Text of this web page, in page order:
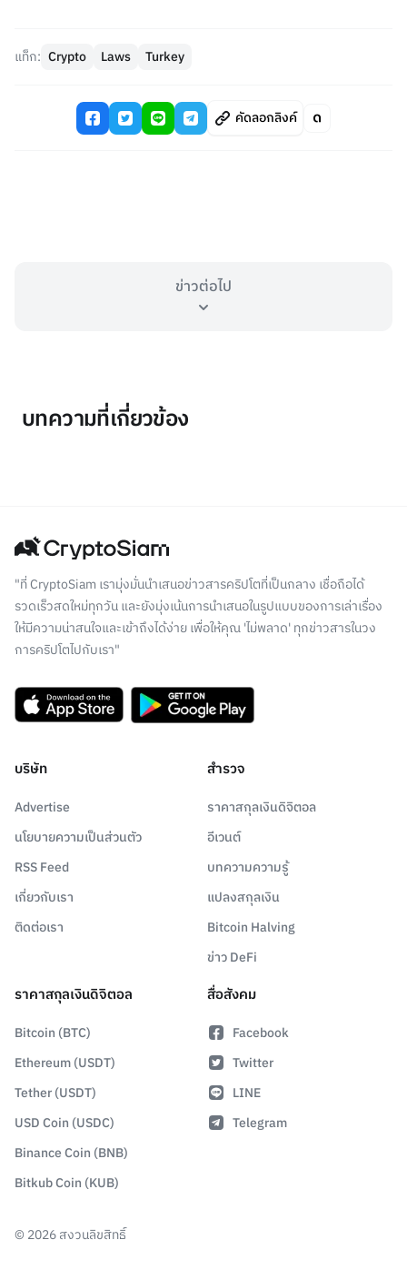
แท็ก: Crypto Laws Turkey
คัดลอกลิงค์
ข่าวต่อไป
บทความที่เกี่ยวข้อง
"ที่ CryptoSiam เรามุ่งมั่นนำเสนอข่าวสารคริปโตที่เป็นกลาง เชื่อถือได้
รวดเร็วสดใหม่ทุกวัน และยังมุ่งเน้นการนำเสนอในรูปแบบของการเล่าเรื่อง
ให้มีความน่าสนใจและเข้าถึงได้ง่าย เพื่อให้คุณ 'ไม่พลาด' ทุกข่าวสารในวง
การคริปโตไปกับเรา"
บริษัท
Advertise
นโยบายความเป็นส่วนตัว
RSS Feed
เกี่ยวกับเรา
ติดต่อเรา
สำรวจ
ราคาสกุลเงินดิจิตอล
อีเวนต์
บทความความรู้
แปลงสกุลเงิน
Bitcoin Halving
ข่าว DeFi
ราคาสกุลเงินดิจิตอล
Bitcoin (BTC)
Ethereum (USDT)
Tether (USDT)
USD Coin (USDC)
Binance Coin (BNB)
Bitkub Coin (KUB)
สื่อสังคม
Facebook
Twitter
LINE
Telegram
© 2026สงวนลิขสิทธิ์